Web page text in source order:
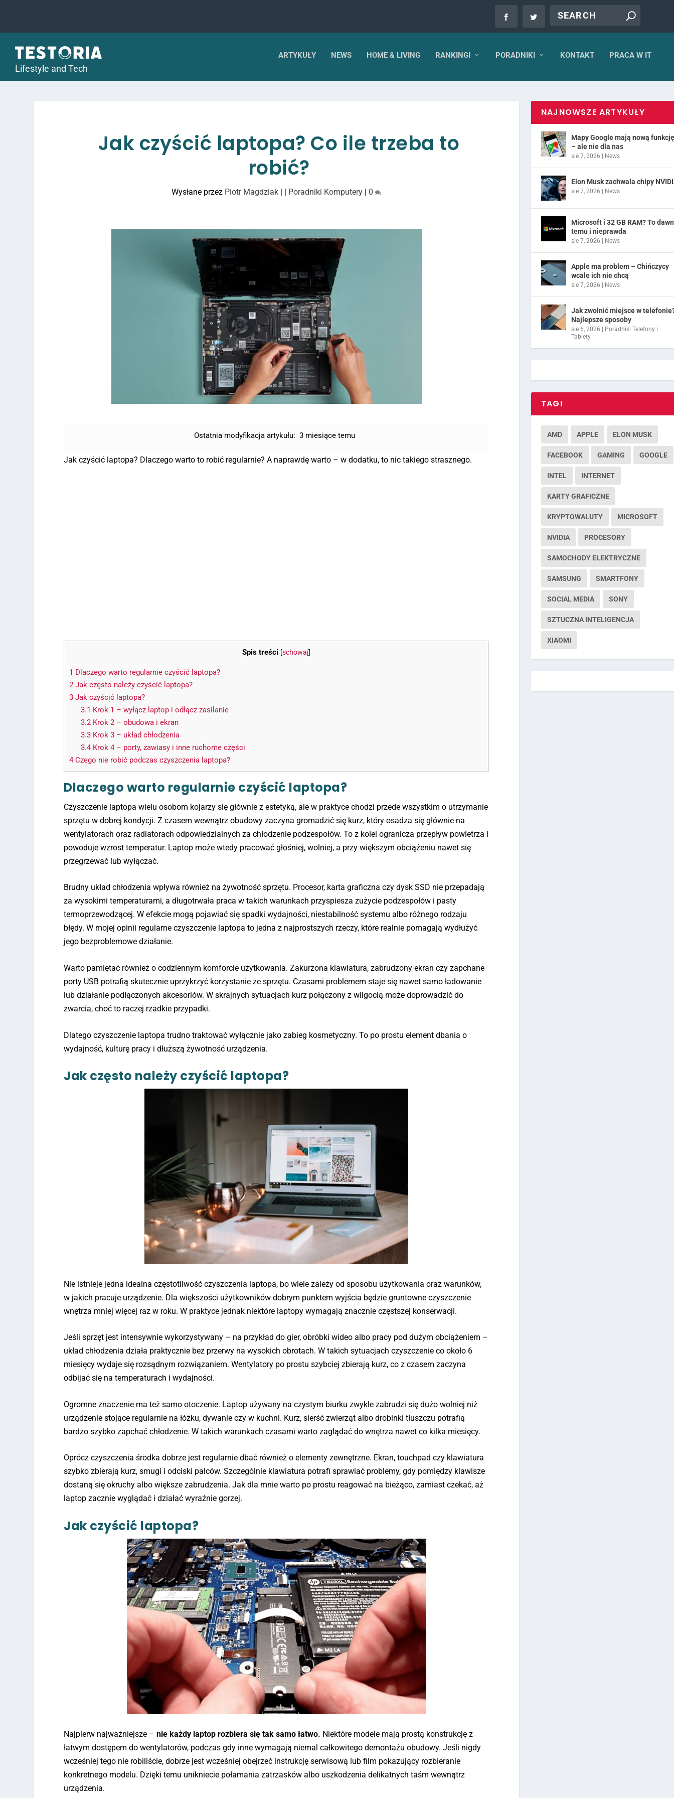
Lifestyle and Tech
ARTYKUŁY NEWS HOME & LIVING RANKINGI PORADNIKI KONTAKT PRACA W IT
Jak czyścić laptopa? Co ile trzeba to
robić?
Wysłane przez Piotr Magdziak | | Poradniki Komputery | 0
Ostatnia modyfikacja artykułu: 3 miesiące temu
Jak czyścić laptopa? Dlaczego warto to robić regularnie? A naprawdę warto – w dodatku, to nic takiego strasznego.
Spis treści [schowaj]
1 Dlaczego warto regularnie czyścić laptopa?
2 Jak często należy czyścić laptopa?
3 Jak czyścić laptopa?
3.1 Krok 1 – wyłącz laptop i odłącz zasilanie
3.2 Krok 2 – obudowa i ekran
3.3 Krok 3 – układ chłodzenia
3.4 Krok 4 – porty, zawiasy i inne ruchome części
4 Czego nie robić podczas czyszczenia laptopa?
Dlaczego warto regularnie czyścić laptopa?
Czyszczenie laptopa wielu osobom kojarzy się głównie z estetyką, ale w praktyce chodzi przede wszystkim o utrzymanie
sprzętu w dobrej kondycji. Z czasem wewnątrz obudowy zaczyna gromadzić się kurz, który osadza się głównie na
wentylatorach oraz radiatorach odpowiedzialnych za chłodzenie podzespołów. To z kolei ogranicza przepływ powietrza i
powoduje wzrost temperatur. Laptop może wtedy pracować głośniej, wolniej, a przy większym obciążeniu nawet się
przegrzewać lub wyłączać.
Brudny układ chłodzenia wpływa również na żywotność sprzętu. Procesor, karta graficzna czy dysk SSD nie przepadają
za wysokimi temperaturami, a długotrwała praca w takich warunkach przyspiesza zużycie podzespołów i pasty
termoprzewodzącej. W efekcie mogą pojawiać się spadki wydajności, niestabilność systemu albo różnego rodzaju
błędy. W mojej opinii regularne czyszczenie laptopa to jedna z najprostszych rzeczy, które realnie pomagają wydłużyć
jego bezproblemowe działanie.
Warto pamiętać również o codziennym komforcie użytkowania. Zakurzona klawiatura, zabrudzony ekran czy zapchane
porty USB potrafią skutecznie uprzykrzyć korzystanie ze sprzętu. Czasami problemem staje się nawet samo ładowanie
lub działanie podłączonych akcesoriów. W skrajnych sytuacjach kurz połączony z wilgocią może doprowadzić do
zwarcia, choć to raczej rzadkie przypadki.
Dlatego czyszczenie laptopa trudno traktować wyłącznie jako zabieg kosmetyczny. To po prostu element dbania o
wydajność, kulturę pracy i dłuższą żywotność urządzenia.
Jak często należy czyścić laptopa?
Nie istnieje jedna idealna częstotliwość czyszczenia laptopa, bo wiele zależy od sposobu użytkowania oraz warunków,
w jakich pracuje urządzenie. Dla większości użytkowników dobrym punktem wyjścia będzie gruntowne czyszczenie
wnętrza mniej więcej raz w roku. W praktyce jednak niektóre laptopy wymagają znacznie częstszej konserwacji.
Jeśli sprzęt jest intensywnie wykorzystywany – na przykład do gier, obróbki wideo albo pracy pod dużym obciążeniem –
układ chłodzenia działa praktycznie bez przerwy na wysokich obrotach. W takich sytuacjach czyszczenie co około 6
miesięcy wydaje się rozsądnym rozwiązaniem. Wentylatory po prostu szybciej zbierają kurz, co z czasem zaczyna
odbijać się na temperaturach i wydajności.
Ogromne znaczenie ma też samo otoczenie. Laptop używany na czystym biurku zwykle zabrudzi się dużo wolniej niż
urządzenie stojące regularnie na łóżku, dywanie czy w kuchni. Kurz, sierść zwierząt albo drobinki tłuszczu potrafią
bardzo szybko zapchać chłodzenie. W takich warunkach czasami warto zaglądać do wnętrza nawet co kilka miesięcy.
Oprócz czyszczenia środka dobrze jest regularnie dbać również o elementy zewnętrzne. Ekran, touchpad czy klawiatura
szybko zbierają kurz, smugi i odciski palców. Szczególnie klawiatura potrafi sprawiać problemy, gdy pomiędzy klawisze
dostaną się okruchy albo większe zabrudzenia. Jak dla mnie warto po prostu reagować na bieżąco, zamiast czekać, aż
laptop zacznie wyglądać i działać wyraźnie gorzej.
Jak czyścić laptopa?
Najpierw najważniejsze –nie każdy laptop rozbiera się tak samo łatwo. Niektóre modele mają prostą konstrukcję z
łatwym dostępem do wentylatorów, podczas gdy inne wymagają niemal całkowitego demontażu obudowy. Jeśli nigdy
wcześniej tego nie robiliście, dobrze jest wcześniej obejrzeć instrukcję serwisową lub film pokazujący rozbieranie
konkretnego modelu. Dzięki temu unikniecie połamania zatrzasków albo uszkodzenia delikatnych taśm wewnątrz
urządzenia.
NAJNOWSZE ARTYKUŁY
Mapy Google mają nową funkcję
– ale nie dla nas
sie 7, 2026 | News
Elon Musk zachwala chipy
sie 7, 2026 | News
Microsoft i 32 GB RAM? To
temu i nieprawda
sie 7, 2026 | News
Apple ma problem – Chińczycy
wcale ich nie chcą
sie 7, 2026 | News
Jak zwolnić miejsce w
Najlepsze sposoby
sie 6, 2026 | Poradniki Telefony i
Tablety
TAGI
AMD APPLE ELON MUSK
FACEBOOK GAMING GOOGLE
INTEL INTERNET
KARTY GRAFICZNE
KRYPTOWALUTY MICROSOFT
NVIDIA PROCESORY
SAMOCHODY ELEKTRYCZNE
SAMSUNG SMARTFONY
SOCIAL MEDIA SONY
SZTUCZNA INTELIGENCJA
XIAOMI